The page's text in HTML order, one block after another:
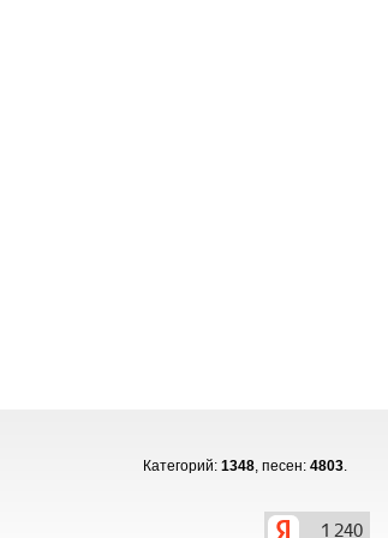
Категорий: 1348, песен: 4803.